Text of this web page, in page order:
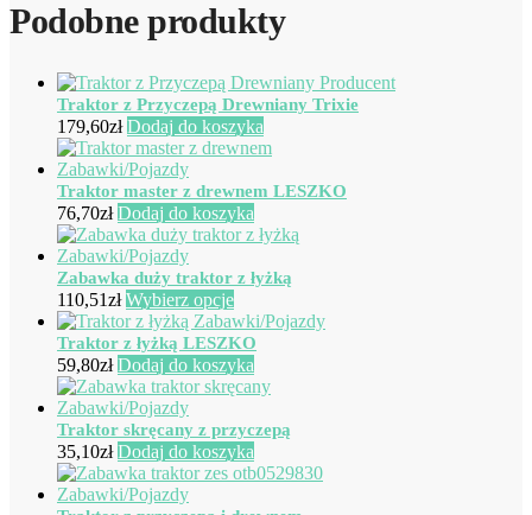
Podobne produkty
Traktor z Przyczepą Drewniany Trixie
179,60zł Dodaj do koszyka
Traktor master z drewnem LESZKO
76,70zł Dodaj do koszyka
Zabawka duży traktor z łyżką
110,51zł Wybierz opcjeTen
produkt
ma
wiele
wariantów.
można
wybrać
na
Traktor z łyżką LESZKO
59,80zł Dodaj do koszyka
Traktor skręcany z przyczepą
35,10zł Dodaj do koszyka